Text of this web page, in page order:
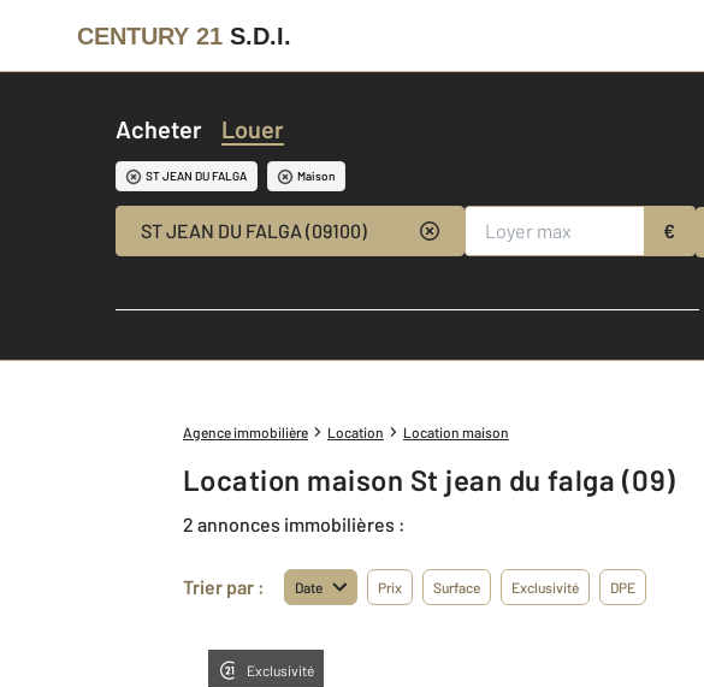
CENTURY 21 S.D.I.
Acheter Louer
ST JEAN DU FALGA Maison
ST JEAN DU FALGA (09100) €
Agence immobilière Location Location maison
Location maison St jean du falga (09)
2 annonces immobilières :
Trier par : Date Prix Surface Exclusivité DPE
Exclusivité